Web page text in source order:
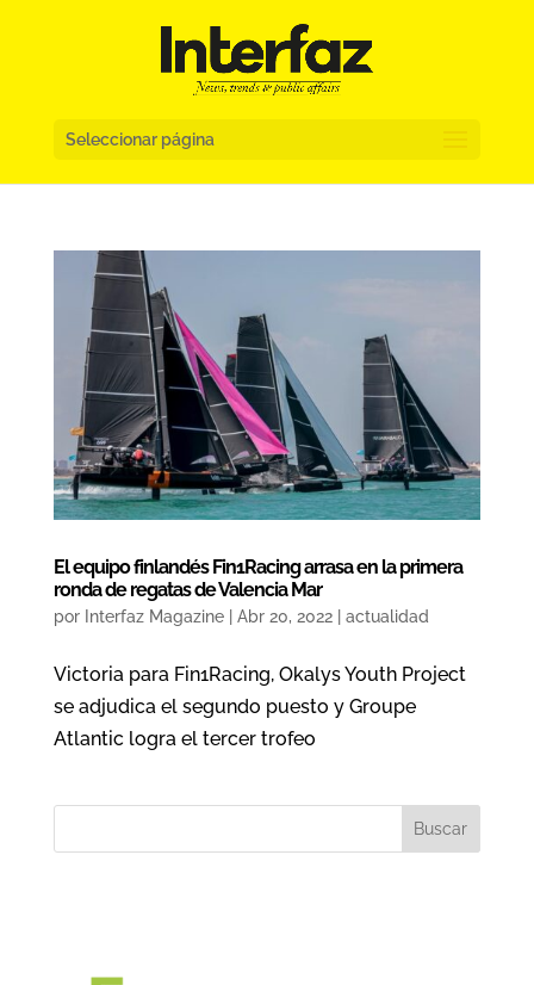
Seleccionar página
El equipo finlandés Fin1Racing arrasa en la primera
ronda de regatas de Valencia Mar
por Interfaz Magazine| Abr 20, 2022| actualidad
Victoria para Fin1Racing, Okalys Youth Project
se adjudica el segundo puesto y Groupe
Atlantic logra el tercer trofeo
Buscar